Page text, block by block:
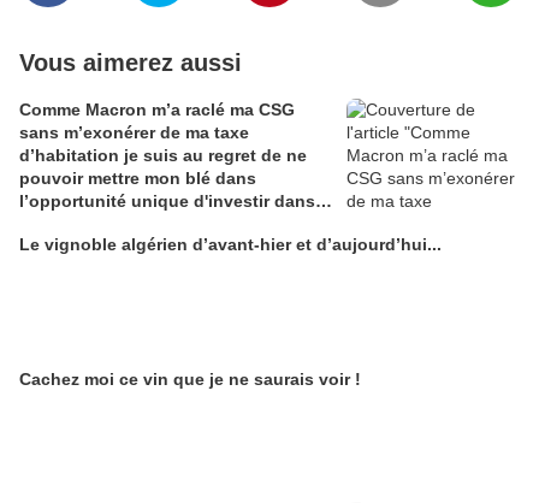
Vous aimerez aussi
Comme Macron m’a raclé ma CSG
sans m’exonérer de ma taxe
d’habitation je suis au regret de ne
pouvoir mettre mon blé dans
l’opportunité unique d'investir dans
Alain Edouard
Le vignoble algérien d’avant-hier et d’aujourd’hui...
Cachez moi ce vin que je ne saurais voir !